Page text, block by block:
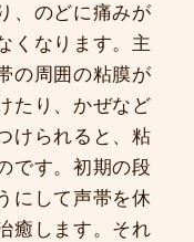
、のどに痛みが
くなります。主
の周囲の粘膜が
たり、かぜなど
けられると、粘
です。初期の段
にして声帯を休
癒します。それ